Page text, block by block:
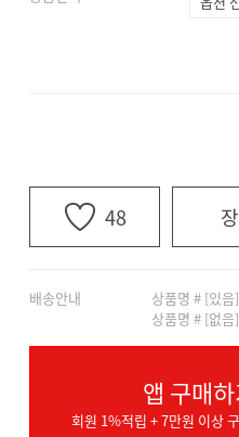
48
배송안내
상품명 # [있
상품명 # [없
앱 구매
회원 1%적립 + 7만원 이상